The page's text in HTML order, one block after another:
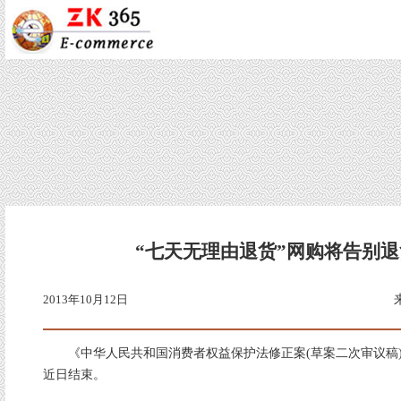
“七天无理由退货”网购将告别
2013年10月12日
《中华人民共和国消费者权益保护法修正案(草案二次审议稿
近日结束。